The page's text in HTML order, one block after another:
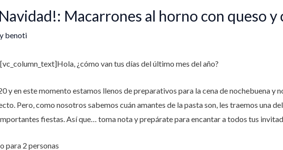
Macarrones al horno con queso y
benoti
Hola, ¿cómo van tus días del último mes del año?
y en este momento estamos llenos de preparativos para la cena de nochebuena y
Pero, como nosotros sabemos cuán amantes de la pasta son, les traemos una
fiestas. Así que… toma nota y prepárate para encantar a todos tus
para 2 personas